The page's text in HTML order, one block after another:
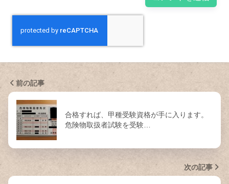
前の記事
合格すれば、甲種受験資格が手に入ります。
危険物取扱者試験を受験…
次の記事